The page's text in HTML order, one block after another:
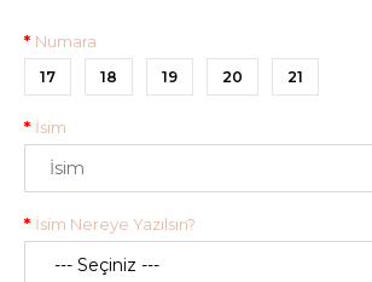
Numara
17 18 19 20 21
İsim
İsim Nereye Yazılsın?